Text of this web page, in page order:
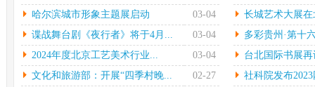
中新网上海3月6日电在指
挥彼得•迪克斯特拉的率领
下...[详情]
本
陈
中
哈尔滨城市形象主题展...
光明日报北京2月27日电
长
中
哈尔滨城市形象主题展启动
03-04
长城艺术大展
谍战舞台剧《夜行者》将于4月...
03-04
多彩贵州·第十
2024年度北京工艺美术行业...
03-04
台北国际书展
文化和旅游部：开展“四季村晚...
02-27
社科院发布